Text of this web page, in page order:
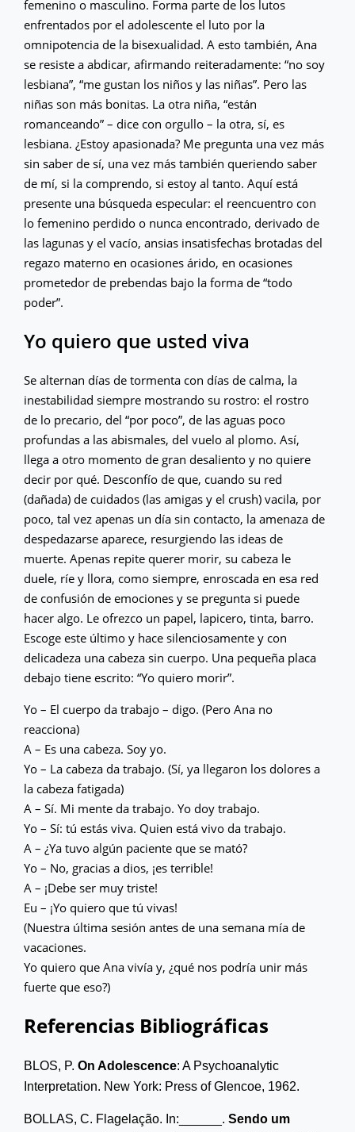
femenino o masculino. Forma parte de los lutos
enfrentados por el adolescente el luto por la
omnipotencia de la bisexualidad. A esto también, Ana
se resiste a abdicar, afirmando reiteradamente: “no soy
lesbiana”, “me gustan los niños y las niñas”. Pero las
niñas son más bonitas. La otra niña, “están
romanceando” – dice con orgullo – la otra, sí, es
lesbiana. ¿Estoy apasionada? Me pregunta una vez más
sin saber de sí, una vez más también queriendo saber
de mí, si la comprendo, si estoy al tanto. Aquí está
presente una búsqueda especular: el reencuentro con
lo femenino perdido o nunca encontrado, derivado de
las lagunas y el vacío, ansias insatisfechas brotadas del
regazo materno en ocasiones árido, en ocasiones
prometedor de prebendas bajo la forma de “todo
poder”.
Yo quiero que usted viva
Se alternan días de tormenta con días de calma, la
inestabilidad siempre mostrando su rostro: el rostro
de lo precario, del “por poco”, de las aguas poco
profundas a las abismales, del vuelo al plomo. Así,
llega a otro momento de gran desaliento y no quiere
decir por qué. Desconfío de que, cuando su red
(dañada) de cuidados (las amigas y el crush) vacila, por
poco, tal vez apenas un día sin contacto, la amenaza de
despedazarse aparece, resurgiendo las ideas de
muerte. Apenas repite querer morir, su cabeza le
duele, ríe y llora, como siempre, enroscada en esa red
de confusión de emociones y se pregunta si puede
hacer algo. Le ofrezco un papel, lapicero, tinta, barro.
Escoge este último y hace silenciosamente y con
delicadeza una cabeza sin cuerpo. Una pequeña placa
debajo tiene escrito: “Yo quiero morir”.
Yo – El cuerpo da trabajo – digo. (Pero Ana no
reacciona)
A – Es una cabeza. Soy yo.
Yo – La cabeza da trabajo. (Sí, ya llegaron los dolores a
la cabeza fatigada)
A – Sí. Mi mente da trabajo. Yo doy trabajo.
Yo – Sí: tú estás viva. Quien está vivo da trabajo.
A – ¿Ya tuvo algún paciente que se mató?
Yo – No, gracias a dios, ¡es terrible!
A – ¡Debe ser muy triste!
Eu – ¡Yo quiero que tú vivas!
(Nuestra última sesión antes de una semana mía de
vacaciones.
Yo quiero que Ana vivía y, ¿qué nos podría unir más
fuerte que eso?)
Referencias Bibliográficas
BLOS, P. On Adolescence: A Psychoanalytic
Interpretation. New York: Press of Glencoe, 1962.
BOLLAS, C. Flagelação. In:______. Sendo um